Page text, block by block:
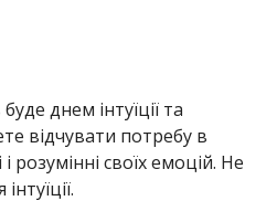
днем інтуїції та
відчувати потребу в
розумінні своїх емоцій. Не